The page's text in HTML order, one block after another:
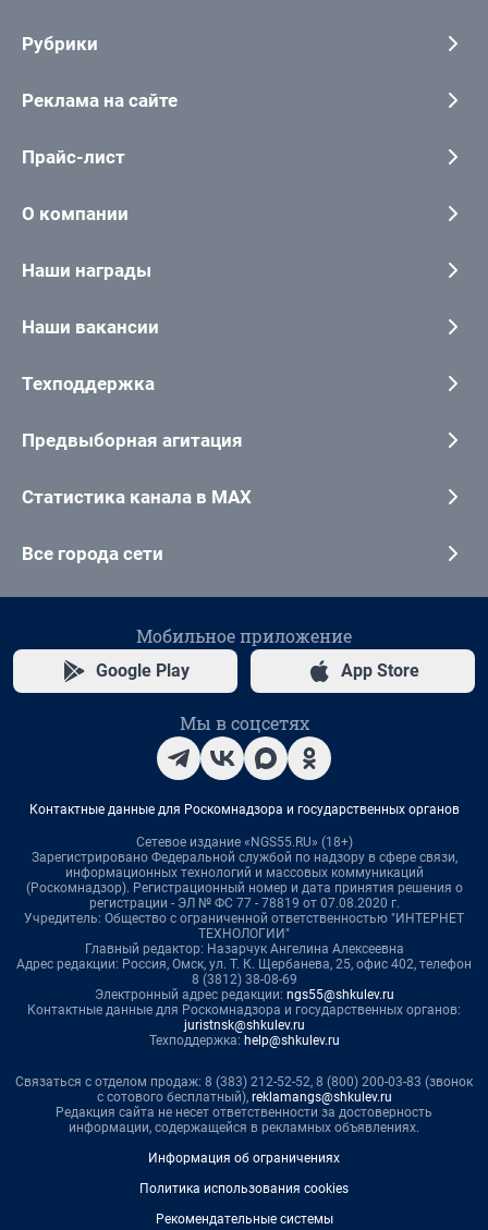
Рубрики
Реклама на сайте
Прайс-лист
О компании
Наши награды
Наши вакансии
Техподдержка
Предвыборная агитация
Статистика канала в MAX
Все города сети
Мобильное приложение
Google Play App Store
Мы в соцсетях
Контактные данные для Роскомнадзора и государственных органов
Сетевое издание «NGS55.RU» (18+)
Зарегистрировано Федеральной службой по надзору в сфере связи,
информационных технологий и массовых коммуникаций
(Роскомнадзор). Регистрационный номер и дата принятия решения о
регистрации - ЭЛ № ФС 77 - 78819 от 07.08.2020 г.
Учредитель: Общество с ограниченной ответственностью "ИНТЕРНЕТ
ТЕХНОЛОГИИ"
Главный редактор: Назарчук Ангелина Алексеевна
Адрес редакции: Россия, Омск, ул. Т. К. Щербанева, 25, офис 402, телефон
8 (3812) 38-08-69
Электронный адрес редакции: ngs55@shkulev.ru
Контактные данные для Роскомнадзора и государственных органов:
juristnsk@shkulev.ru
Техподдержка: help@shkulev.ru
Связаться с отделом продаж: 8 (383) 212-52-52, 8 (800) 200-03-83 (звонок
с сотового бесплатный), reklamangs@shkulev.ru
Редакция сайта не несет ответственности за достоверность
информации, содержащейся в рекламных объявлениях.
Информация об ограничениях
Политика использования cookies
Рекомендательные системы